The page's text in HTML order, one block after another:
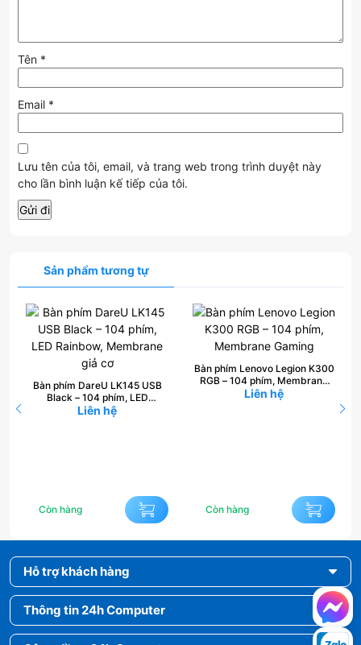
7. Kết luận
ChuộtFuhlen G90 Blacklà “vũ khí” hoàn hảo cho game thủ
FPS/MOBA cần
Tên *
Email *
Lưu tên của tôi, email, và trang web trong trình duyệt này
cho lần bình luận kế tiếp của tôi.
Sản phẩm tương tự
Bàn phím DareU LK145 USB
Black – 104 phím, LED
Rainbow, Membrane giả cơ
Liên hệ
Còn hàng
Bàn phím Lenovo Legion K300
RGB – 104 phím, Membrane
Gaming
Liên hệ
Còn hàng
Hỗ trợ khách hàng
Thông tin 24h Computer